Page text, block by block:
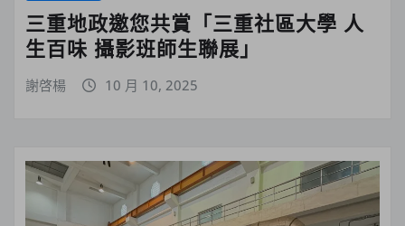
三重地政邀您共賞「三重社區大學 人
生百味 攝影班師生聯展」
謝啓楊 10 月 10, 2025